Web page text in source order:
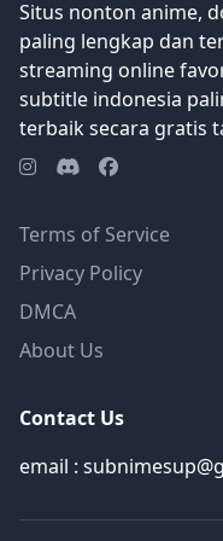
Situs nonton anime,
paling lengkap dan
streaming online
subtitle indonesia
terbaik secara gratis
Terms of Service
Privacy Policy
DMCA
About Us
Contact Us
email :